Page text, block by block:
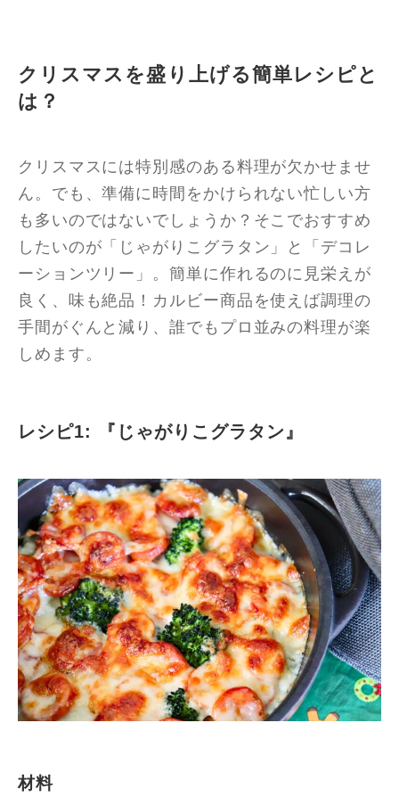
クリスマスを盛り上げる簡単レシピと
は？
クリスマスには特別感のある料理が欠かせませ
ん。でも、準備に時間をかけられない忙しい方
も多いのではないでしょうか？そこでおすすめ
したいのが「じゃがりこグラタン」と「デコレ
ーションツリー」。簡単に作れるのに見栄えが
良く、味も絶品！カルビー商品を使えば調理の
手間がぐんと減り、誰でもプロ並みの料理が楽
しめます。
レシピ1: 『じゃがりこグラタン』
材料